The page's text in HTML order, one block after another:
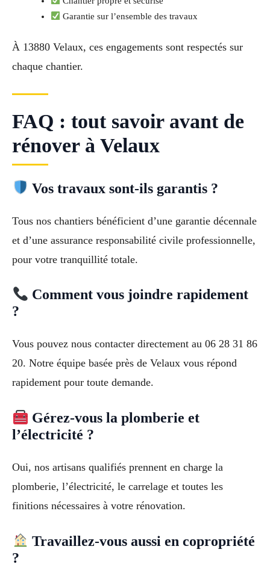
Garantie sur l’ensemble des travaux
À 13880 Velaux, ces engagements sont respectés sur
chaque chantier.
FAQ : tout savoir avant de
rénover à Velaux
Vos travaux sont-ils garantis ?
Tous nos chantiers bénéficient d’une garantie décennale
et d’une assurance responsabilité civile professionnelle,
pour votre tranquillité totale.
Comment vous joindre rapidement
?
Vous pouvez nous contacter directement au 06 28 31 86
20. Notre équipe basée près de Velaux vous répond
rapidement pour toute demande.
Gérez-vous la plomberie et
l’électricité ?
Oui, nos artisans qualifiés prennent en charge la
plomberie, l’électricité, le carrelage et toutes les
finitions nécessaires à votre rénovation.
Travaillez-vous aussi en copropriété
?